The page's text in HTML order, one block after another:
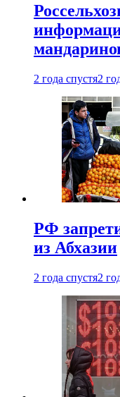
2 года спустя2
РФ
из Абхазии
2 года спустя2